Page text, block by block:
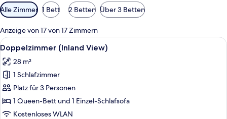
Verfügbare
Filter
für
Zimmer
Alle Zimmer 1 Bett 2 Betten Über 3 Betten
Anzeige von 17 von 17 Zimmern
Alle
Fotos
für
Doppelzimmer
(Inland
View)
anzeigen
Doppelzimmer (Inland View) |
5
Doppelzimmer (Inland View)
28 m²
1 Schlafzimmer
Platz für 3 Personen
1 Queen-Bett und 1 Einzel-Schlafsofa
Kostenloses WLAN